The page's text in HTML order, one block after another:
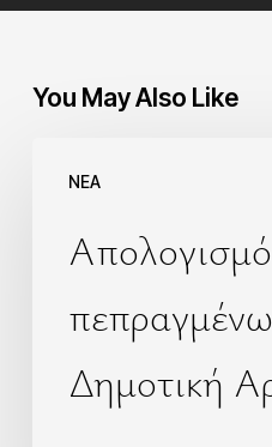
You May Also Like
NEA
Δημοτική